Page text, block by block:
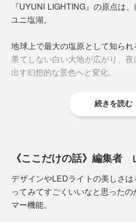
直径6×高さ8cm」
っかり寝落ちしてしまっても心
ズで軽量なので、くつろぎたい
のえてください。
さらに、別売りの「リモコン」を
時間タイマーや明るさ調整も可能
コンセントの位置を気にすること
想的な灯りを楽しめます。
『UYUNI LIGHTING』の原点は
ユニ塩湖。
地球上で最大の塩原として知ら
果てしない白い大地が広がり、
出す幻想的な景色へと変化。
雨上がりには、まるで空と大地
続きを読む
《ここだけの話》編集者
デザインやLEDライトの美しさ
ってみてすごくいいなと思った
マー機能。